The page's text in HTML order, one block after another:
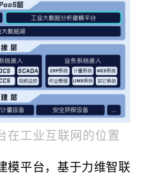
在工业互联网的位置
模平台，基于力维智联